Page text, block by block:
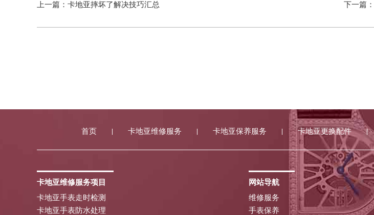
上一篇： 卡地亚摔坏了解决技巧汇总 下一篇：
首页 卡地亚维修服务 卡地亚保养服务 卡地亚更换配件
卡地亚维修服务项目
卡地亚手表走时检测
卡地亚手表防水处理
网站导航
维修服务
手表保养